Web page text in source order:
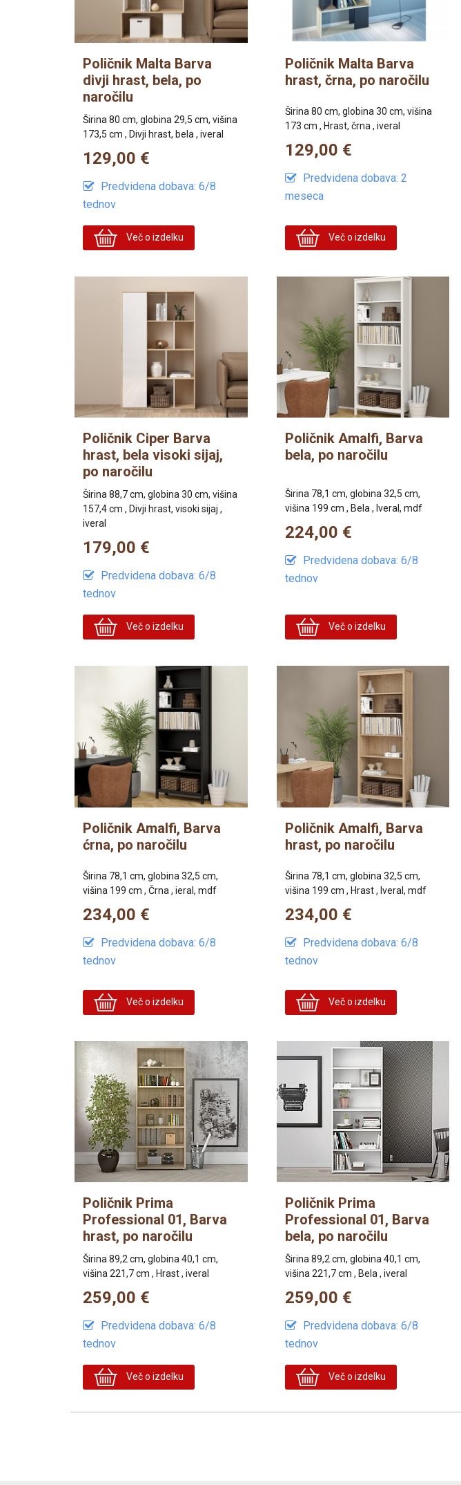
Poličnik Malta Barva
divji hrast, bela, po
naročilu
Širina 80 cm, globina 29,5 cm, višina
173,5 cm , Divji hrast, bela , iveral
129,00 €
Predvidena dobava: 6/8
tednov
Več o izdelku
Poličnik Malta Barva
hrast, črna, po naročilu
Širina 80 cm, globina 30 cm, višina
173 cm , Hrast, črna , iveral
129,00 €
Predvidena dobava: 2
meseca
Več o izdelku
Poličnik Ciper Barva
hrast, bela visoki sijaj,
po naročilu
Širina 88,7 cm, globina 30 cm, višina
157,4 cm , Divji hrast, visoki sijaj ,
iveral
179,00 €
Predvidena dobava: 6/8
tednov
Več o izdelku
Poličnik Amalfi, Barva
bela, po naročilu
Širina 78,1 cm, globina 32,5 cm,
višina 199 cm , Bela , Iveral, mdf
224,00 €
Predvidena dobava: 6/8
tednov
Več o izdelku
Poličnik Amalfi, Barva
ćrna, po naročilu
Širina 78,1 cm, globina 32,5 cm,
višina 199 cm , Črna , ieral, mdf
234,00 €
Predvidena dobava: 6/8
tednov
Več o izdelku
Poličnik Amalfi, Barva
hrast, po naročilu
Širina 78,1 cm, globina 32,5 cm,
višina 199 cm , Hrast , Iveral, mdf
234,00 €
Predvidena dobava: 6/8
tednov
Več o izdelku
Poličnik Prima
Professional 01, Barva
hrast, po naročilu
Širina 89,2 cm, globina 40,1 cm,
višina 221,7 cm , Hrast , iveral
259,00 €
Predvidena dobava: 6/8
tednov
Več o izdelku
Poličnik Prima
Professional 01, Barva
bela, po naročilu
Širina 89,2 cm, globina 40,1 cm,
višina 221,7 cm , Bela , iveral
259,00 €
Predvidena dobava: 6/8
tednov
Več o izdelku